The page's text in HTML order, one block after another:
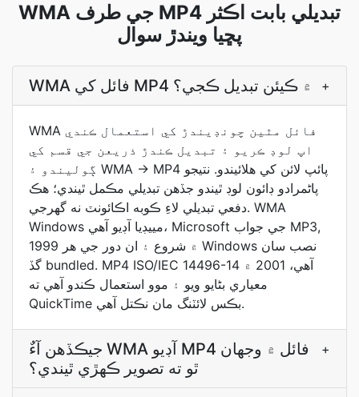
WMA جي طرف MP4 تبديلي بابت اڪثر
پڇيا ويندڙ سوال
WMA فائل کي MP4 ۾ ڪيئن تبديل ڪجي؟ +
WMA فائل مٿين چونڊيندڙ کي استعمال ڪندي
اپ لوڊ ڪريو ۽ تبديل ڪندڙ ذريعن جي قسم کي
ڳوليندو ۽ WMA → MP4 پائپ لائن کي هلائيندو. نتيجو
پاڻمرادو ڊائون لوڊ ٿيندو جڏھن تبديلي مڪمل ٿيندي؛ هڪ
دفعي تبديلي لاءِ ڪوبه اڪائونٽ نه گھرجي. WMA
Windows مييڊيا آڊيو آهي، Microsoft جي جواب MP3,
1999 ۾ شروع ۽ ان دور جي هر Windows نصب سان
گڏ bundled. MP4 ISO/IEC 14496-14 آهي، 2001 ۾
معياري بڻايو ويو ۽ موو استعمال ڪندو آهي ته
QuickTime بڪس لائٽنگ مان نڪتل آهي.
جيڪڏھن آءٌ WMA آڊيو MP4 فائل ۾ وجھان
ٿو ته تصوير ڪھڙي ٿيندي؟
+